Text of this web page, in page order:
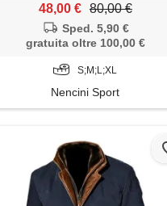
48,00 € 80,00 €
Sped. 5,90 €
gratuita oltre 100,00 €
S;M;L;XL
Nencini Sport